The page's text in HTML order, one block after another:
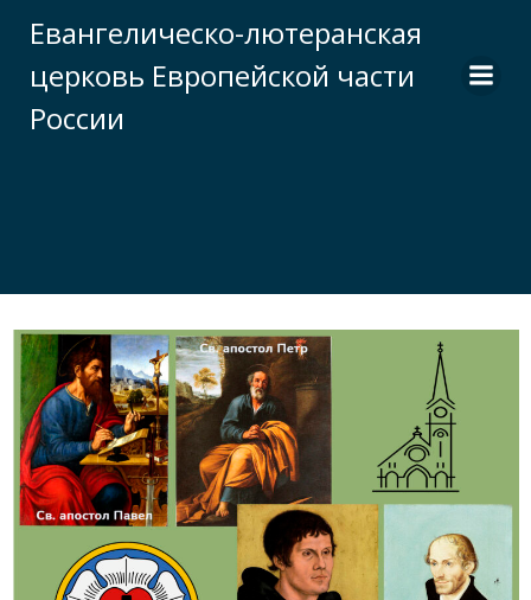
к
содержимому
Евангелическо-лютеранская
церковь Европейской части
России